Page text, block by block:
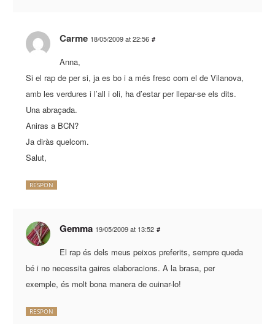
Carme 18/05/2009 at 22:56 #
Anna,
Si el rap de per si, ja es bo i a més fresc com el de Vilanova,
amb les verdures i l’all i oli, ha d’estar per llepar-se els dits.
Una abraçada.
Aniras a BCN?
Ja diràs quelcom.
Salut,
RESPON
Gemma 19/05/2009 at 13:52 #
El rap és dels meus peixos preferits, sempre queda
bé i no necessita gaires elaboracions. A la brasa, per
exemple, és molt bona manera de cuinar-lo!
RESPON